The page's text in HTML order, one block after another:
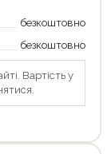
безкоштовно
безкоштовно
Вартість у